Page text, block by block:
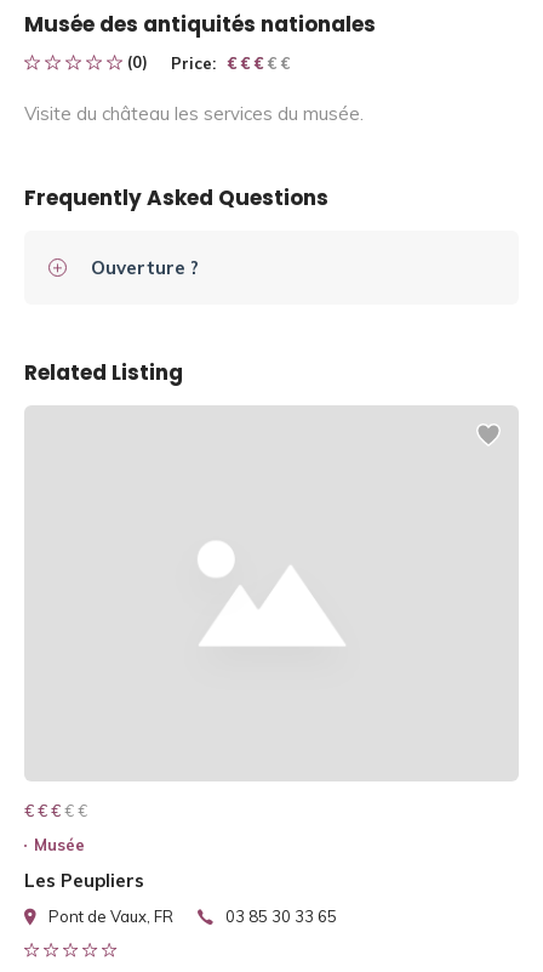
Musée des antiquités nationales
(0) Price: € € € € €
€ € €
Visite du château les services du musée.
Frequently Asked Questions
Ouverture ?
Related Listing
€ € € € €
€ € €
Musée
Les Peupliers
Pont de Vaux, FR 03 85 30 33 65